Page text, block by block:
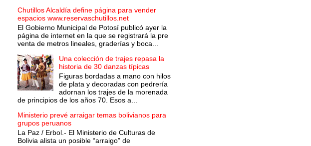
Chutillos Alcaldía define página para vender
espacios www.reservaschutillos.net
El Gobierno Municipal de Potosí publicó ayer la
página de internet en la que se registrará la pre
venta de metros lineales, graderías y boca...
Una colección de trajes repasa la
historia de 30 danzas típicas
Figuras bordadas a mano con hilos
de plata y decoradas con pedrería
adornan los trajes de la morenada
de principios de los años 70. Esos a...
Ministerio prevé arraigar temas bolivianos para
grupos peruanos
La Paz / Erbol.- El Ministerio de Culturas de
Bolivia alista un posible “arraigo” de